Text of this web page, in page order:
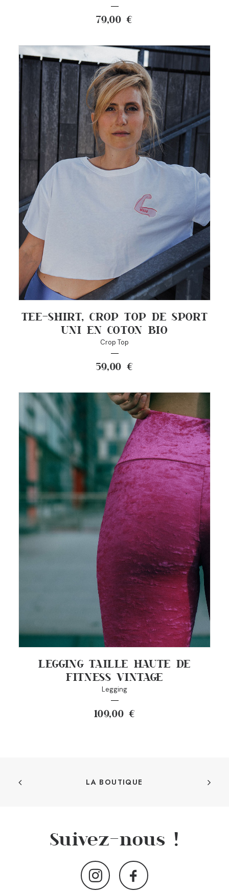
79,00 €
TEE-SHIRT, CROP TOP DE SPORT
UNI EN COTON BIO
Crop Top
59,00 €
LEGGING TAILLE HAUTE DE
FITNESS VINTAGE
Legging
109,00 €
LA BOUTIQUE
Suivez-nous !